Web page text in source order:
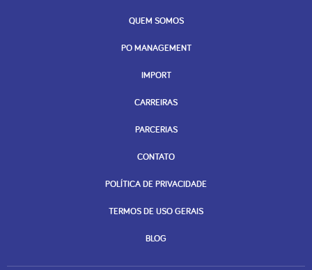
QUEM SOMOS
PO MANAGEMENT
IMPORT
CARREIRAS
PARCERIAS
CONTATO
POLÍTICA DE PRIVACIDADE
TERMOS DE USO GERAIS
BLOG